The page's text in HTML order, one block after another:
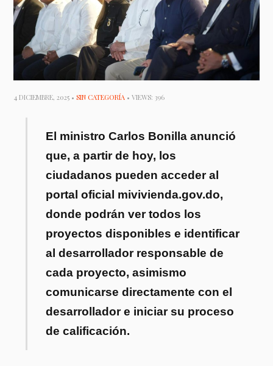
4 DICIEMBRE, 2025 •SIN CATEGORÍA • VIEWS: 396
El ministro Carlos Bonilla anunció
que, a partir de hoy, los
ciudadanos pueden acceder al
portal oficial mivivienda.gov.do,
donde podrán ver todos los
proyectos disponibles e identificar
al desarrollador responsable de
cada proyecto, asimismo
comunicarse directamente con el
desarrollador e iniciar su proceso
de calificación.